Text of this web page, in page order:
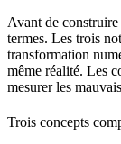
Avant de
termes. Les trois
transformation
même réalité. Les
mesurer les
Trois concepts